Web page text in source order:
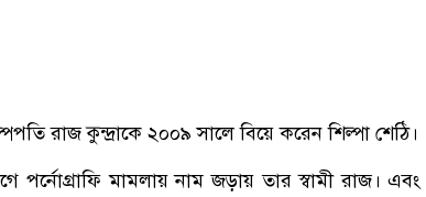
রাজ কুন্দ্রাকে ২০০৯ সালে বিয়ে করেন শিল্পা শেঠি।
পর্নোগ্রাফি মামলায় নাম জড়ায় তার স্বামী রাজ।